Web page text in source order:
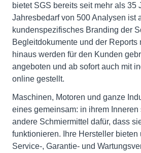
bietet SGS bereits seit mehr als 35
Jahresbedarf von 500 Analysen ist
kundenspezifisches Branding der
Begleitdokumente und der Reports
hinaus werden für den Kunden
angeboten und ab sofort auch mit
online gestellt.
Maschinen, Motoren und ganze
eines gemeinsam: in ihrem Inneren
andere Schmiermittel dafür, dass
funktionieren. Ihre Hersteller bieten
Service-, Garantie- und